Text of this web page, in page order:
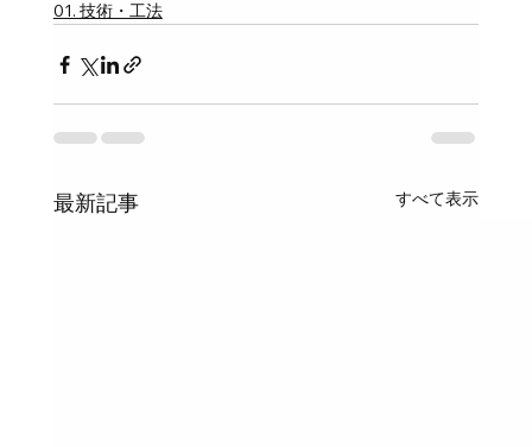
01. 技術・工法
最新記事 すべて表示